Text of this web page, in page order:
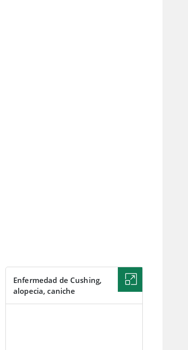
Enfermedad de Cushing,
alopecia, caniche